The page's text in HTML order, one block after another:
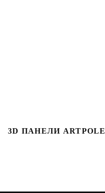
3D ПАНЕЛИ ARTPOLE